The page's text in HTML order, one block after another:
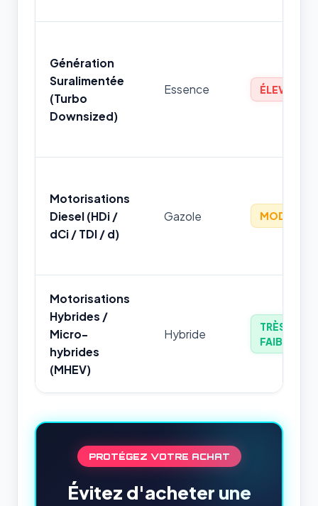
Génération
Suralimentée
(Turbo
Downsized)
Essence ÉLEVÉ
Motorisations
Diesel (HDi /
dCi / TDI / d)
Gazole MODÉRÉ
Motorisations
Hybrides /
Micro-
hybrides
(MHEV)
Hybride
TRÈS
FAIBLE
PROTÉGEZ VOTRE ACHAT
Évitez d'acheter une